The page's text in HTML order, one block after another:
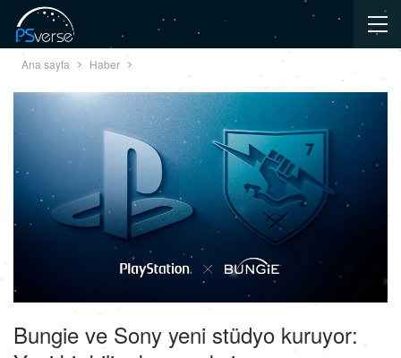
Ana sayfa Haber
Bungie ve Sony yeni stüdyo kuruyor: